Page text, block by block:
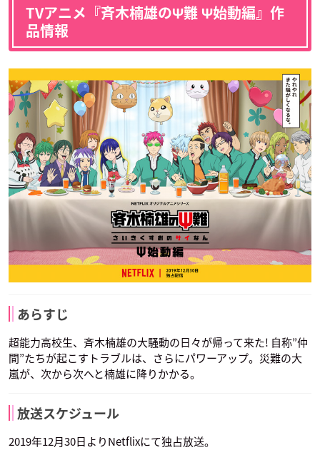
TVアニメ『斉木楠雄のΨ難 Ψ始動編』作
品情報
あらすじ
超能力高校生、斉木楠雄の大騒動の日々が帰って来た! 自称”仲
間”たちが起こすトラブルは、さらにパワーアップ。災難の大
嵐が、次から次へと楠雄に降りかかる。
放送スケジュール
2019年12月30日よりNetflixにて独占放送。